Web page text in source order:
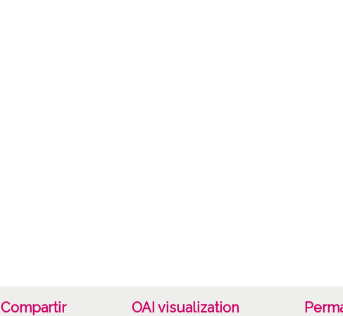
Compartir OAI visualization